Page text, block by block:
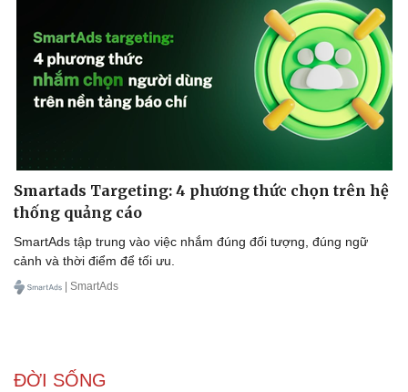
Smartads Targeting: 4 phương thức chọn trên hệ
thống quảng cáo
SmartAds tập trung vào việc nhắm đúng đối tượng, đúng ngữ
cảnh và thời điểm để tối ưu.
| SmartAds
ĐỜI SỐNG